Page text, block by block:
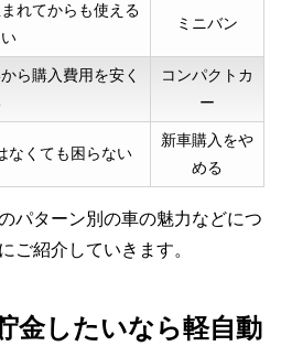
れてからも使える
ミニバン
ら購入費用を安く
コンパクトカ
ー
なくても困らない
新車購入をや
める
パターン別の車の魅力などにつ
ご紹介していきます。
金したいなら軽自動